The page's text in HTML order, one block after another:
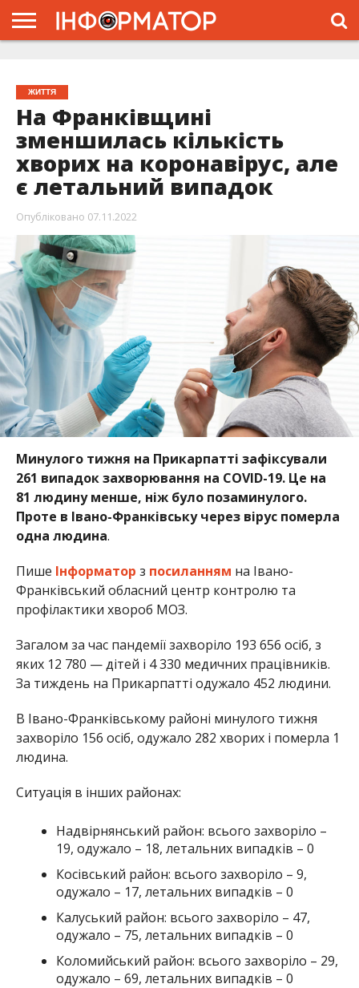
ЖИТТЯ
На Франківщині
зменшилась кількість
хворих на коронавірус, але
є летальний випадок
Опубліковано 07.11.2022
Минулого тижня на Прикарпатті зафіксували
261 випадок захворювання на COVID-19. Це на
81 людину менше, ніж було позаминулого.
Проте в Івано-Франківську через вірус померла
одна людина.
Пише Інформатор з посиланням на Івано-
Франківський обласний центр контролю та
профілактики хвороб МОЗ.
Загалом за час пандемії захворіло 193 656 осіб, з
яких 12 780 — дітей і 4 330 медичних працівників.
За тиждень на Прикарпатті одужало 452 людини.
В Івано-Франківському районі минулого тижня
захворіло 156 осіб, одужало 282 хворих і померла 1
людина.
Ситуація в інших районах:
Надвірнянський район: всього захворіло –
19, одужало – 18, летальних випадків – 0
Косівський район: всього захворіло – 9,
одужало – 17, летальних випадків – 0
Калуський район: всього захворіло – 47,
одужало – 75, летальних випадків – 0
Коломийський район: всього захворіло – 29,
одужало – 69, летальних випадків – 0